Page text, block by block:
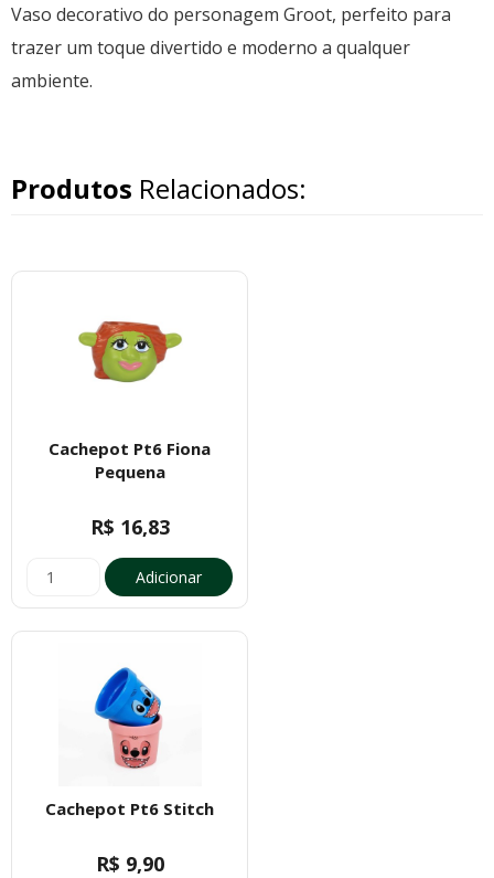
Vaso decorativo do personagem Groot, perfeito para
trazer um toque divertido e moderno a qualquer
ambiente.
Produtos Relacionados:
Cachepot Pt6 Fiona
Pequena
R$ 16,83
Adicionar
Cachepot Pt6 Stitch
R$ 9,90